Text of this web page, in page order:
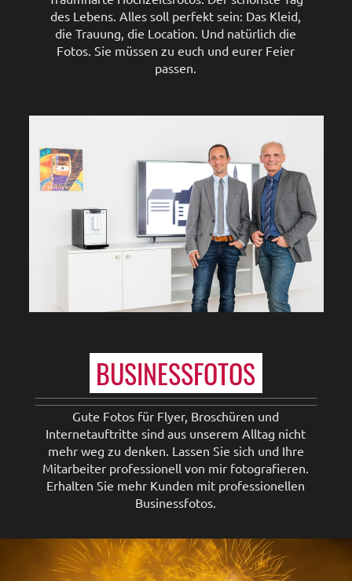
des Lebens. Alles soll perfekt sein: Das Kleid,
die Trauung, die Location. Und natürlich die
Fotos. Sie müssen zu euch und eurer Feier
passen.
BUSINESSFOTOS
Gute Fotos für Flyer, Broschüren und
Internetauftritte sind aus unserem Alltag nicht
mehr weg zu denken. Lassen Sie sich und Ihre
Mitarbeiter professionell von mir fotografieren.
Erhalten Sie mehr Kunden mit professionellen
Businessfotos.